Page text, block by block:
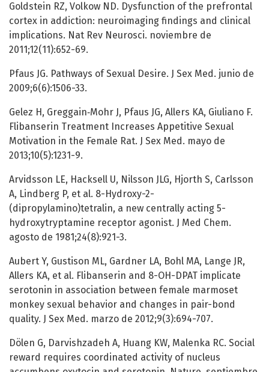
Goldstein RZ, Volkow ND. Dysfunction of the prefrontal
cortex in addiction: neuroimaging findings and clinical
implications. Nat Rev Neurosci. noviembre de
2011;12(11):652-69.
Pfaus JG. Pathways of Sexual Desire. J Sex Med. junio de
2009;6(6):1506-33.
Gelez H, Greggain‐Mohr J, Pfaus JG, Allers KA, Giuliano F.
Flibanserin Treatment Increases Appetitive Sexual
Motivation in the Female Rat. J Sex Med. mayo de
2013;10(5):1231-9.
Arvidsson LE, Hacksell U, Nilsson JLG, Hjorth S, Carlsson
A, Lindberg P, et al. 8-Hydroxy-2-
(dipropylamino)tetralin, a new centrally acting 5-
hydroxytryptamine receptor agonist. J Med Chem.
agosto de 1981;24(8):921-3.
Aubert Y, Gustison ML, Gardner LA, Bohl MA, Lange JR,
Allers KA, et al. Flibanserin and 8-OH-DPAT implicate
serotonin in association between female marmoset
monkey sexual behavior and changes in pair-bond
quality. J Sex Med. marzo de 2012;9(3):694-707.
Dölen G, Darvishzadeh A, Huang KW, Malenka RC. Social
reward requires coordinated activity of nucleus